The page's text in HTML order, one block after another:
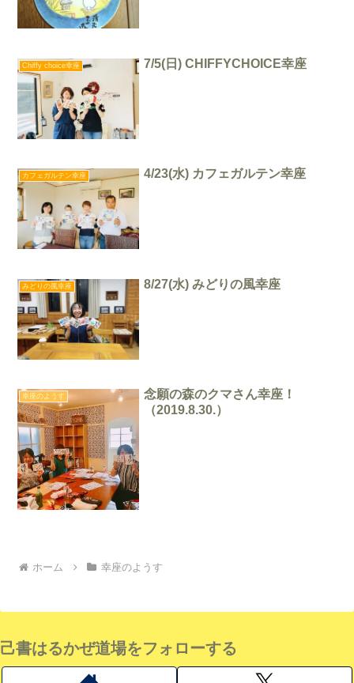
Chiffy choice幸座 7/5(日) CHIFFYCHOICE幸座
カフェガルテン幸座 4/23(水) カフェガルテン幸座
みどりの風幸座 8/27(水) みどりの風幸座
幸座のようす
念願の森のクマさん幸座！
（2019.8.30.）
ホーム 幸座のようす
己書はるかぜ道場をフォローする